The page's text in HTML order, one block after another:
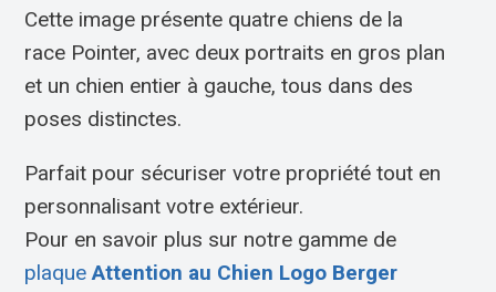
Cette image présente quatre chiens de la
race Pointer, avec deux portraits en gros plan
et un chien entier à gauche, tous dans des
poses distinctes.
Parfait pour sécuriser votre propriété tout en
personnalisant votre extérieur.
Pour en savoir plus sur notre gamme de
plaqueAttention au Chien Logo Berger